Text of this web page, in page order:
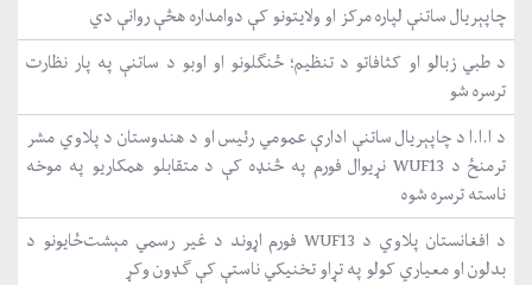
چاپېریال ساتنې لپاره مرکز او ولایتونو کې دوامداره هڅې روانې دي
د طبي زبالو او کثافاتو د تنظیم؛ ځنګلونو او اوبو د ساتنې په پار نظارت
ترسره شو
د ا.ا.ا د چاپېریال ساتنې ادارې عمومي رئیس او د هندوستان د پلاوي مشر
ترمنځ د WUF13 نړیوال فورم په څنډه کې د متقابلو همکاریو په موخه
ناسته ترسره شوه
د افغانستان پلاوي د WUF13 فورم اړوند د غیر رسمي مېشت‌ځایونو د
بدلون او معیاري کولو په تړاو تخنیکي ناستې کې ګډون وکړ